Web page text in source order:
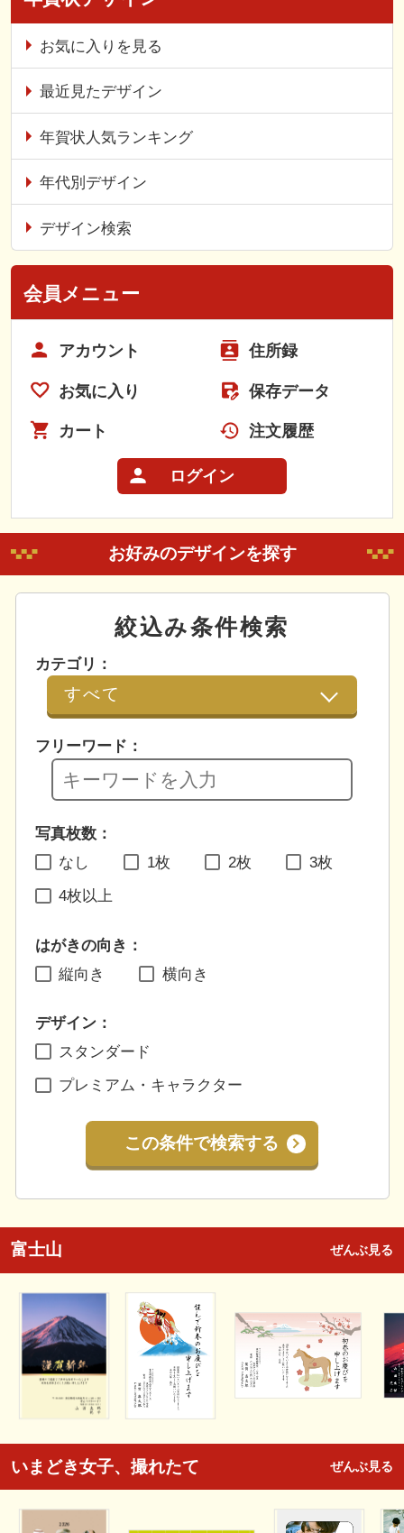
お気に入りを見る
最近見たデザイン
年賀状人気ランキング
年代別デザイン
デザイン検索
会員メニュー
アカウント 住所録
お気に入り 保存データ
カート 注文履歴
ログイン
お好みのデザインを探す
絞込み条件検索
カテゴリ：
フリーワード：
写真枚数：
なし
1枚 2枚 3枚
4枚以上
はがきの向き：
縦向き
横向き
デザイン：
スタンダード
プレミアム・キャラクター
この条件で検索する
富士山 ぜんぶ見る
いまどき女子、撮れたて ぜんぶ見る